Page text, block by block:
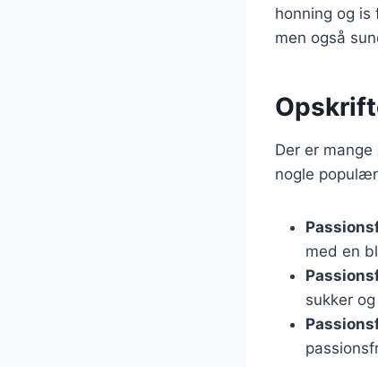
honning og is
men også
Der er
nogle
med en
sukker